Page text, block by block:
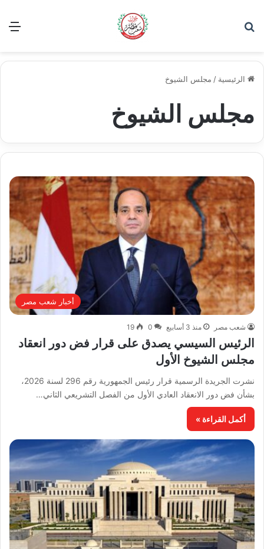
الرئيسية / مجلس الشيوخ
مجلس الشيوخ
أخبار شعب مصر
شعب مصر منذ 3 أسابيع 0
19
الرئيس السيسي يصدق على قرار فض دور انعقاد
مجلس الشيوخ الأول
نشرت الجريدة الرسمية قرار رئيس الجمهورية رقم 296 لسنة 2026،
بشأن فض دور الانعقاد العادي الأول من الفصل التشريعي الثاني…
أكمل القراءة »